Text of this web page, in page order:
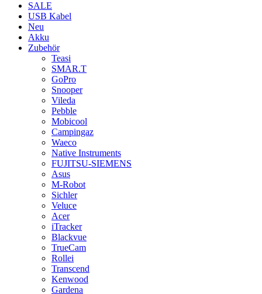
SALE
USB Kabel
Neu
Akku
Zubehör
Teasi
SMAR.T
GoPro
Snooper
Vileda
Pebble
Mobicool
Campingaz
Waeco
Native Instruments
FUJITSU-SIEMENS
Asus
M-Robot
Sichler
Veluce
Acer
iTracker
Blackvue
TrueCam
Rollei
Transcend
Kenwood
Gardena